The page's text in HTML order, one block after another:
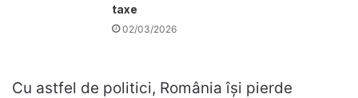
taxe
02/03/2026
Cu astfel de politici, România își pierde